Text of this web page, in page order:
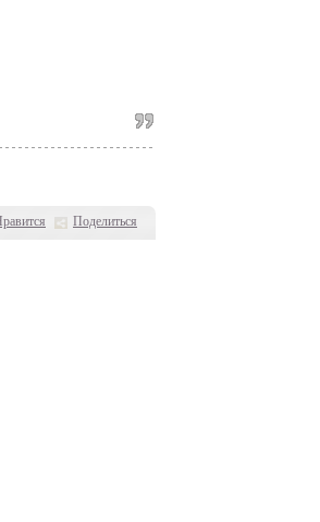
Поделиться